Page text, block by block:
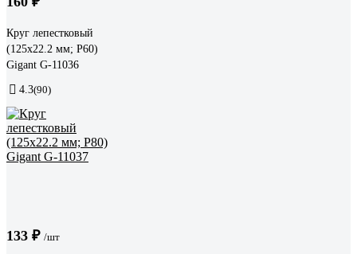
Круг лепестковый
(125x22.2 мм; P60)
Gigant G-11036
4.3(90)
133 ₽ /шт